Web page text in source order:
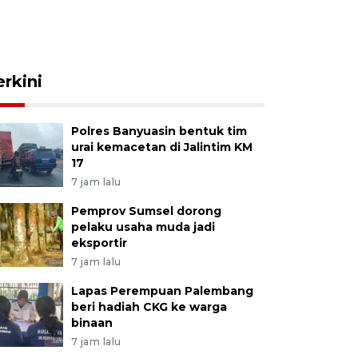
Polres Banyuasin bentuk tim
urai kemacetan di Jalintim KM
17
7 jam lalu
Pemprov Sumsel dorong
pelaku usaha muda jadi
eksportir
7 jam lalu
Lapas Perempuan Palembang
beri hadiah CKG ke warga
binaan
7 jam lalu